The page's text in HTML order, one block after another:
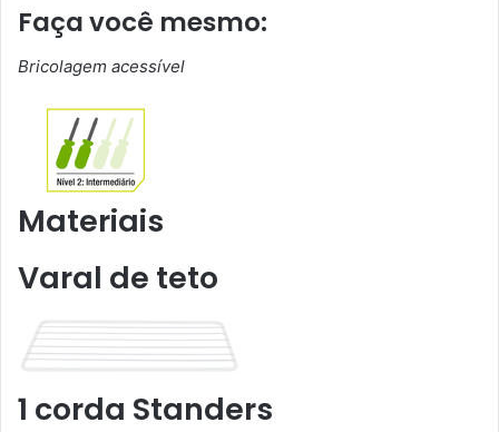
Faça você mesmo:
Bricolagem acessível
Materiais
Varal de teto
1 corda Standers